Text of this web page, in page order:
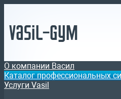
Vasil-Gym
О компании Васил
Каталог профессиональных
Услуги Vasil